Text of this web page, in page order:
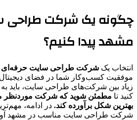
چگونه یک شرکت طراحی
مشهد پیدا کنیم؟
انتخاب یک شرکت طراحی سایت حرفه‌ای
موفقیت کسب‌وکار شما در فضای دیجیتال
زیاد بین شرکت‌های طراحی سایت، باید
کنید تا مطمئن شوید که شرکت موردنظر
بهترین شکل برآورده کند. در ادامه،
شرکت طراحی سایت مناسب در مشهد